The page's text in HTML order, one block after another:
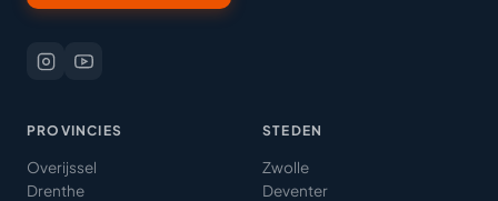
PROVINCIES
Overijssel
Drenthe
STEDEN
Zwolle
Deventer